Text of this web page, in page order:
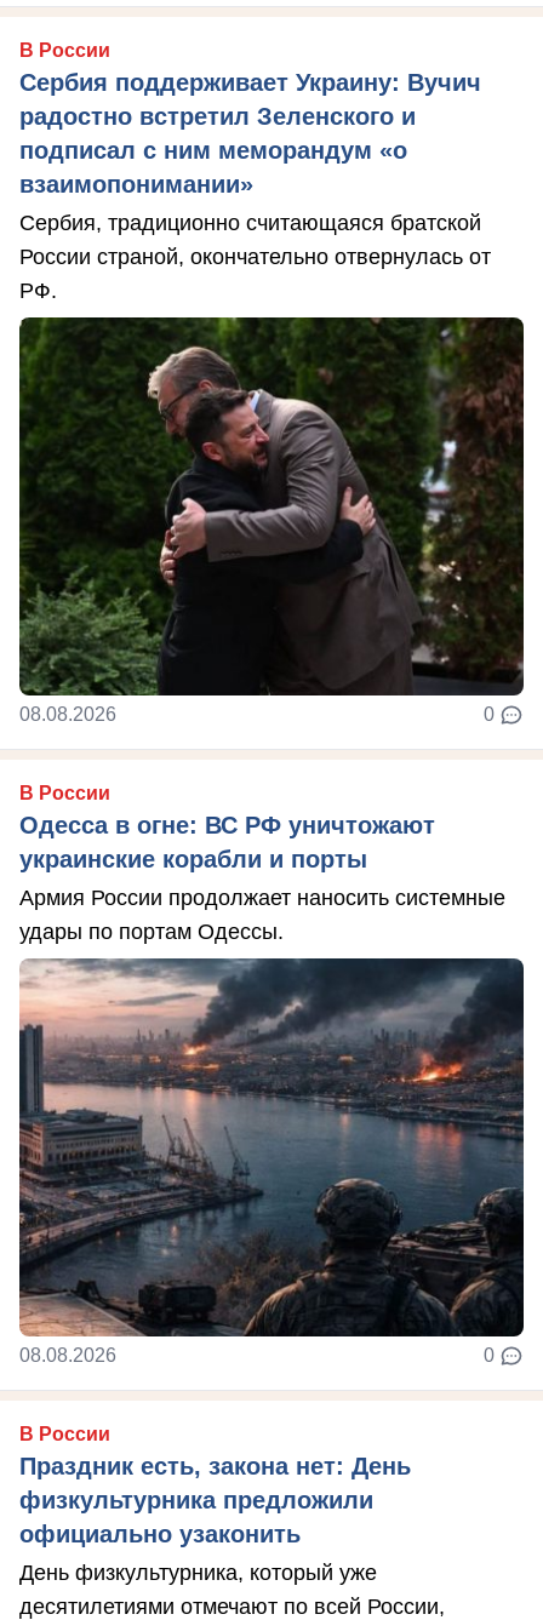
В России
Сербия поддерживает Украину: Вучич
радостно встретил Зеленского и
подписал с ним меморандум «о
взаимопонимании»
Сербия, традиционно считающаяся братской
России страной, окончательно отвернулась от
РФ.
08.08.2026 0
В России
Одесса в огне: ВС РФ уничтожают
украинские корабли и порты
Армия России продолжает наносить системные
удары по портам Одессы.
08.08.2026 0
В России
Праздник есть, закона нет: День
физкультурника предложили
официально узаконить
День физкультурника, который уже
десятилетиями отмечают по всей России,